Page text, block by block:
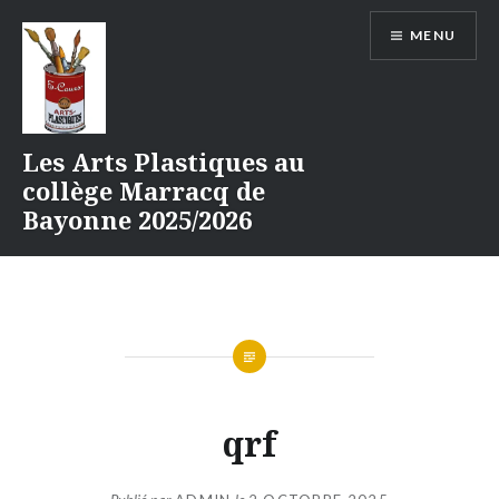
contenu
Les Arts Plastiques au
collège Marracq de
Bayonne 2025/2026
MENU
qrf